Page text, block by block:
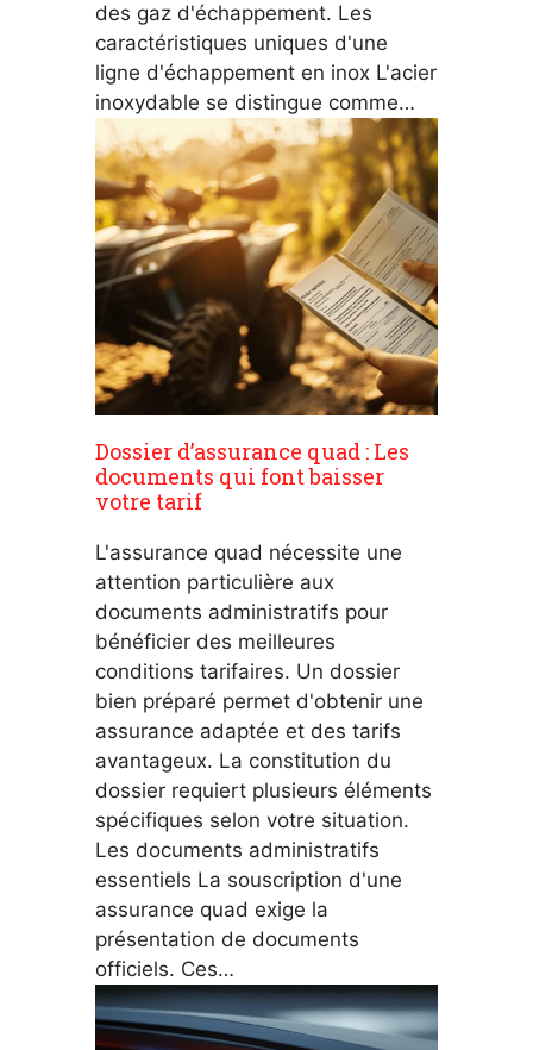
des gaz d'échappement. Les
caractéristiques uniques d'une
ligne d'échappement en inox L'acier
inoxydable se distingue comme…
Dossier d’assurance quad : Les
documents qui font baisser
votre tarif
L'assurance quad nécessite une
attention particulière aux
documents administratifs pour
bénéficier des meilleures
conditions tarifaires. Un dossier
bien préparé permet d'obtenir une
assurance adaptée et des tarifs
avantageux. La constitution du
dossier requiert plusieurs éléments
spécifiques selon votre situation.
Les documents administratifs
essentiels La souscription d'une
assurance quad exige la
présentation de documents
officiels. Ces…